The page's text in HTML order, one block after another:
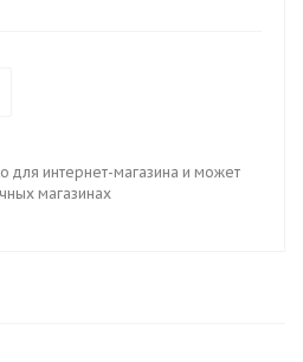
для интернет-магазина и может
магазинах